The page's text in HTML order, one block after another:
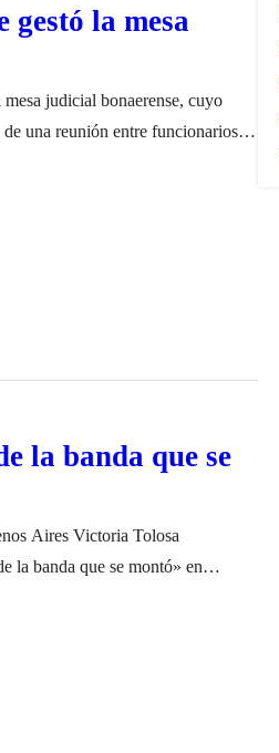
gestó la mesa
judicial bonaerense, cuyo
una reunión entre funcionarios
del Banco Provincia, donde
la banda que se
Aires Victoria Tolosa
la banda que se montó» en
En declaraciones a El